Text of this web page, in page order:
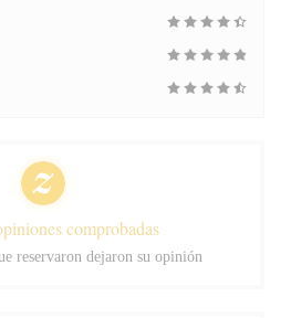
comprobadas
reservaron dejaron su opinión